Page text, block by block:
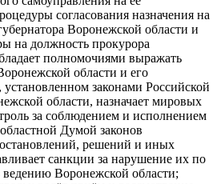
согласования назначения на
Воронежской области и
на должность прокурора
полномочиями выражать
области и его
установленном законами Российской
области, назначает мировых
за соблюдением и исполнением
Думой законов
решений и иных
санкции за нарушение их по
Воронежской области;